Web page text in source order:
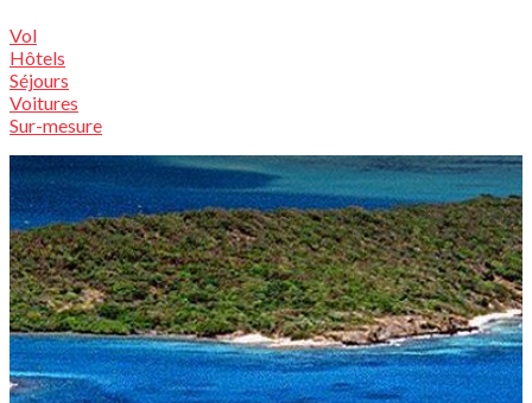
Vol
Hôtels
Séjours
Voitures
Sur-mesure